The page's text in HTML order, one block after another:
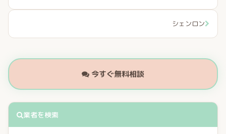
シェンロン
今すぐ無料相談
業者を検索